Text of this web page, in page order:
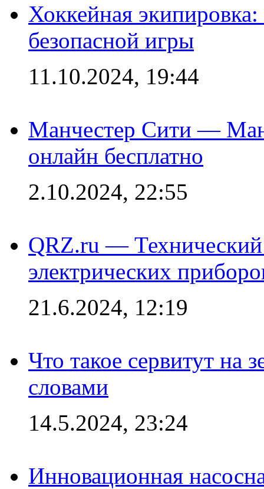
Хоккейная
безопасной игры
11.10.2024, 19:44
Манчестер Сити —
онлайн бесплатно
2.10.2024, 22:55
QRZ.ru — Технический
электрических
21.6.2024, 12:19
Что такое сервитут на
словами
14.5.2024, 23:24
Инновационная